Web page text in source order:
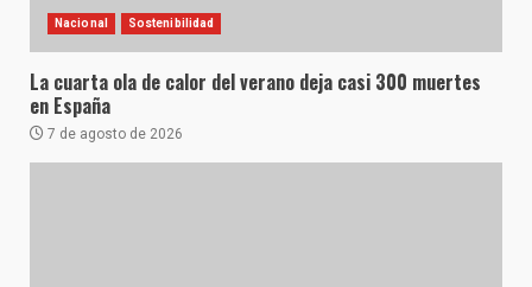
Nacional Sostenibilidad
La cuarta ola de calor del verano deja casi 300 muertes
en España
7 de agosto de 2026